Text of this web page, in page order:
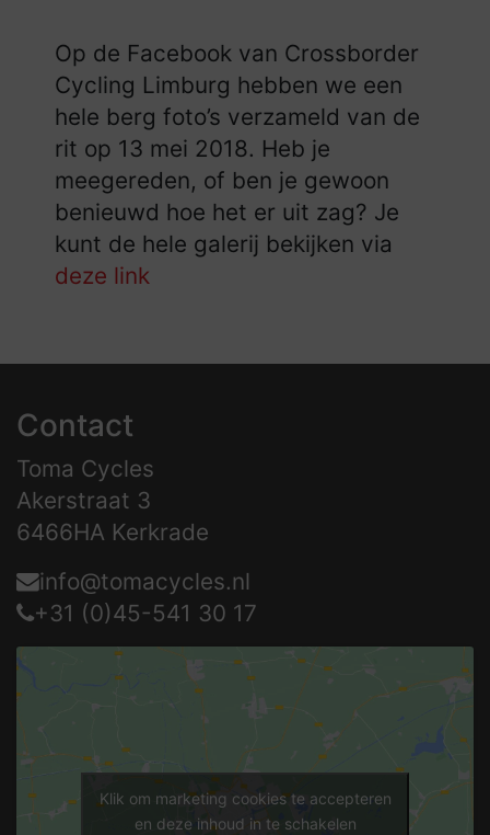
Op de Facebook van Crossborder
Cycling Limburg hebben we een
hele berg foto’s verzameld van de
rit op 13 mei 2018. Heb je
meegereden, of ben je gewoon
benieuwd hoe het er uit zag? Je
kunt de hele galerij bekijken via
deze link
Contact
Toma Cycles
Akerstraat 3
6466HA Kerkrade
info@tomacycles.nl
+31 (0)45-541 30 17
Klik om marketing cookies te accepteren
en deze inhoud in te schakelen